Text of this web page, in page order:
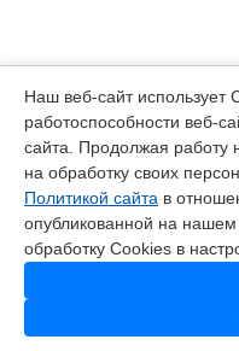
Наш веб-сайт использует
работоспособности веб-
сайта. Продолжая работу
на обработку своих
Политикой сайта в
опубликованной на
обработку Cookies в